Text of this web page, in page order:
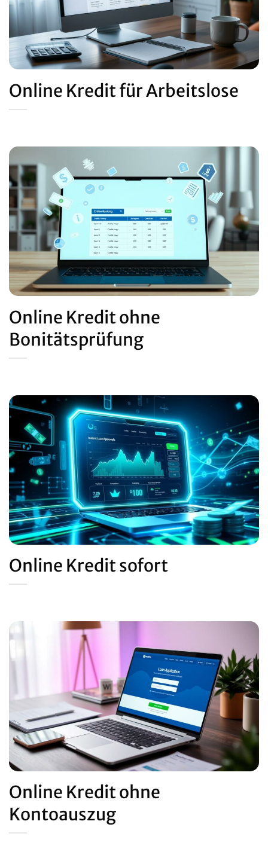
Online Kredit für Arbeitslose
Online Kredit ohne
Bonitätsprüfung
Online Kredit sofort
Online Kredit ohne
Kontoauszug